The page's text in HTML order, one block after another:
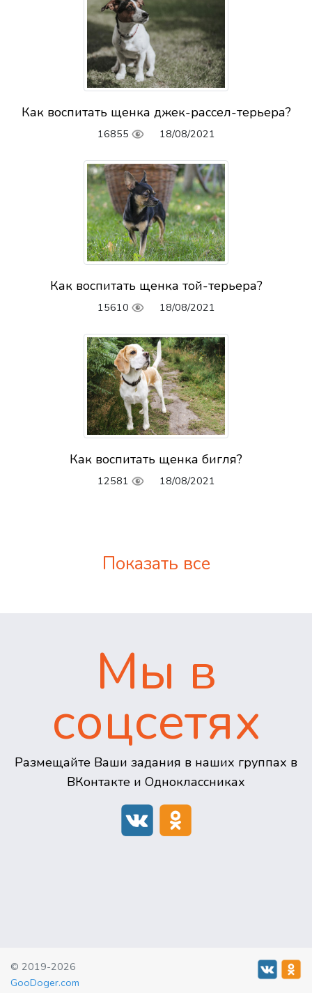
Как воспитать щенка джек-рассел-терьера?
16855 18/08/2021
Как воспитать щенка той-терьера?
15610 18/08/2021
Как воспитать щенка бигля?
12581 18/08/2021
Показать все
Мы в
соцсетях
Размещайте Ваши задания в наших группах в
ВКонтакте и Одноклассниках
© 2019-2026
GooDoger.com